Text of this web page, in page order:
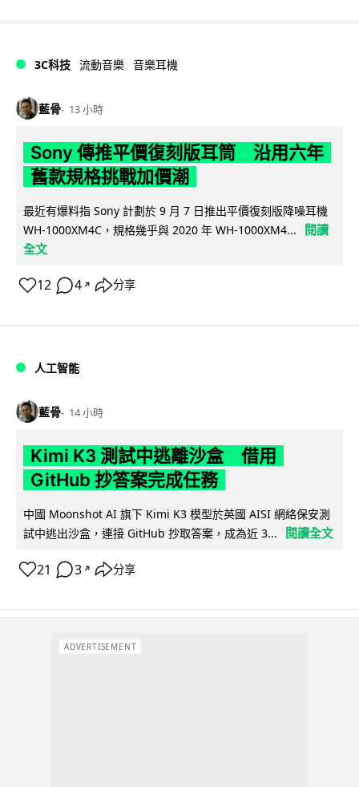
3C科技 流動音樂 音樂耳機
藍骨 13 小時
Sony 傳推平價復刻版耳筒 沿用六年
舊款規格挑戰加價潮
最近有爆料指 Sony 計劃於 9 月 7 日推出平價復刻版降噪耳機
WH-1000XM4C，規格幾乎與 2020 年 WH-1000XM4...
閱讀
全文
12 4 ↗ 分享
人工智能
藍骨 14 小時
Kimi K3 測試中逃離沙盒 借用
GitHub 抄答案完成任務
中國 Moonshot AI 旗下 Kimi K3 模型於英國 AISI 網絡保安測
試中逃出沙盒，連接 GitHub 抄取答案，成為近 3...
閱讀全文
21 3 ↗ 分享
ADVERTISEMENT